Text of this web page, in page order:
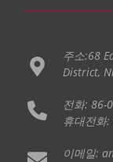
주소:68
District,
전화: 86-
휴대전화
이메일: